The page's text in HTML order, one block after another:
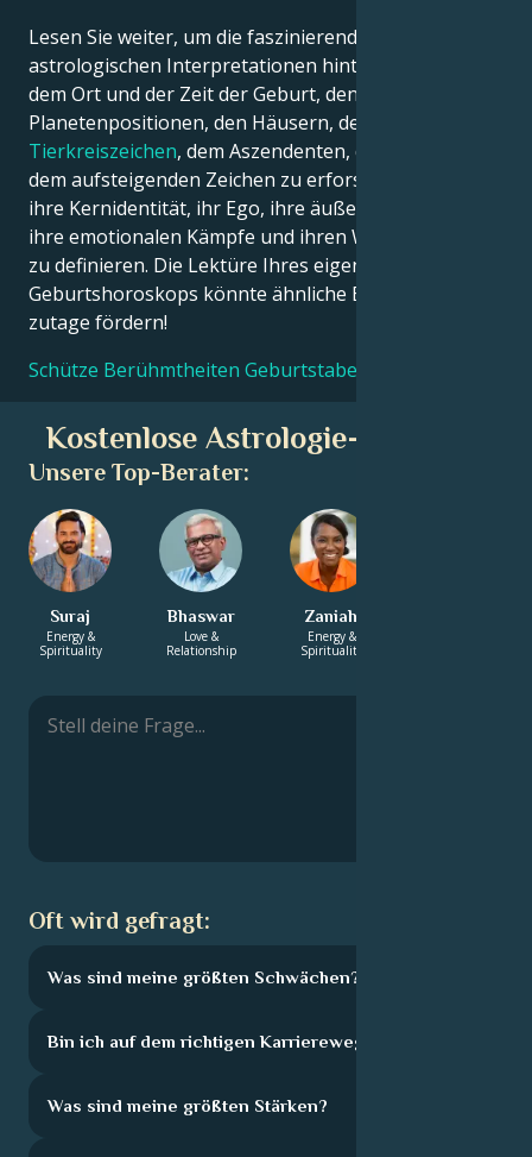
Lesen Sie weiter, um die faszinierenden
astrologischen Interpretationen hinter dem Datum,
dem Ort und der Zeit der Geburt, den
Planetenpositionen, den Häusern, dem
Tierkreiszeichen, dem Aszendenten, dem Mond und
dem aufsteigenden Zeichen zu erforschen – und so
ihre Kernidentität, ihr Ego, ihre äußere Erscheinung,
ihre emotionalen Kämpfe und ihren Weg zum Erfolg
zu definieren. Die Lektüre Ihres eigenen
Geburtshoroskops könnte ähnliche Erkenntnisse
zutage fördern!
Schütze Berühmtheiten Geburtstabellen
Kostenlose Astrologie-Beratung
Unsere Top-Berater:
Suraj
Energy &
Spirituality
Bhaswar
Love &
Relationship
Zaniah
Energy &
Spirituality
Oft wird gefragt:
Was sind meine größten Schwächen?
Bin ich auf dem richtigen Karriereweg?
Was sind meine größten Stärken?